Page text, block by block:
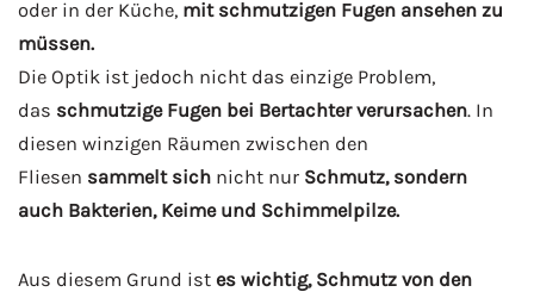
oder in der Küche, mit schmutzigen Fugen ansehen zu
müssen.
Die Optik ist jedoch nicht das einzige Problem,
das schmutzige Fugen bei Bertachter verursachen. In
diesen winzigen Räumen zwischen den
Fliesen sammelt sich nicht nur Schmutz, sondern
auch Bakterien, Keime und Schimmelpilze.
Aus diesem Grund ist es wichtig, Schmutz von den